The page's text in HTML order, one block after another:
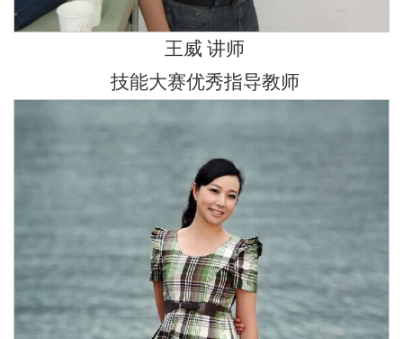
王威 讲师
技能大赛优秀指导教师